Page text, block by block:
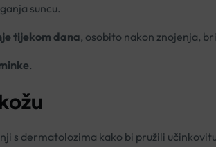
suncu.
tijekom dana, osobito nakon znojenja,
.
s dermatolozima kako bi pružili